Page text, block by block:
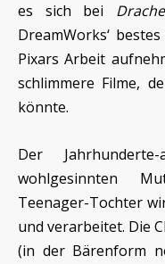
es sich bei
DreamWorks‘
Pixars Arbeit
schlimmere Filme,
könnte.
Der
wohlgesinnten
Teenager-Tochter
und verarbeitet. Die
(in der Bärenform